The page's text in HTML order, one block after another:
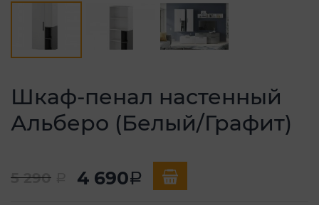
Шкаф-пенал настенный
Альберо (Белый/Графит)
5 290 4 690a